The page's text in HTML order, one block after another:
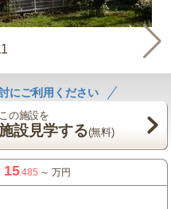
にご利用ください
この施設を
設見学する(無料)
15.485 ～ 万円